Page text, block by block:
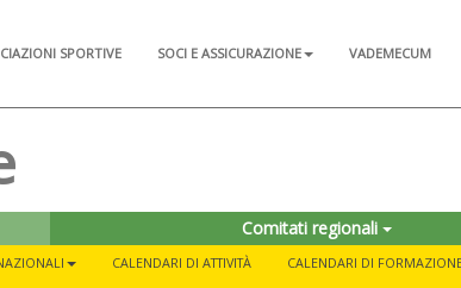
SPORTIVE SOCI E ASSICURAZIONE VADEMECUM
Comitati regionali
CALENDARI DI ATTIVITÀ CALENDARI DI